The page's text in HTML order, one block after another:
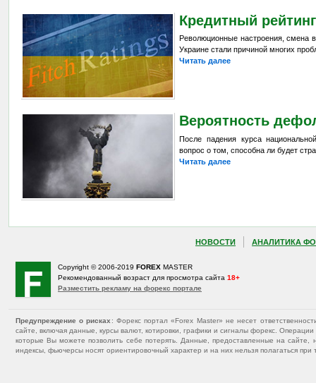
Кредитный
Революционные настроения, смена
Украине стали причиной многих
Читать далее
Вероятность
После падения курса
вопрос о том, способна ли будет
Читать далее
НОВОСТИ АНАЛИТИКА
Copyright © 2006-2019 FOREX MASTER
Рекомендованный возраст для просмотра сайта 18+
Разместить рекламу на форекс портале
Предупреждение о рисках : Форекс портал «Forex Master» не несет
сайте, включая данные, курсы валют, котировки, графики и сигналы форекс.
которые Вы можете позволить себе потерять. Данные, предоставленные на
индексы, фьючерсы носят ориентировочный характер и на них нельзя полагаться при